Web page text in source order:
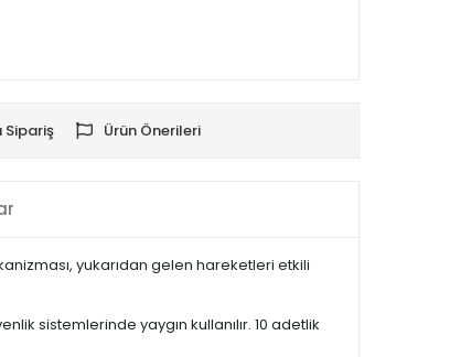
Ürün Önerileri
yukarıdan gelen hareketleri etkili
sistemlerinde yaygın kullanılır. 10 adetlik